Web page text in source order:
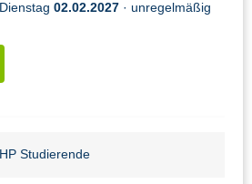
Dienstag 02.02.2027 · unregelmäßig
HP Studierende